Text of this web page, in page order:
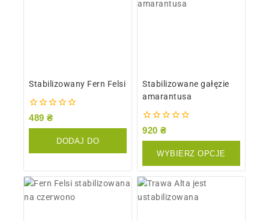
Stabilizowany Fern Felsi
0
489 ₴
DODAJ DO
Stabilizowane gałęzie
amarantusa
0
920 ₴
WYBIERZ OPCJE